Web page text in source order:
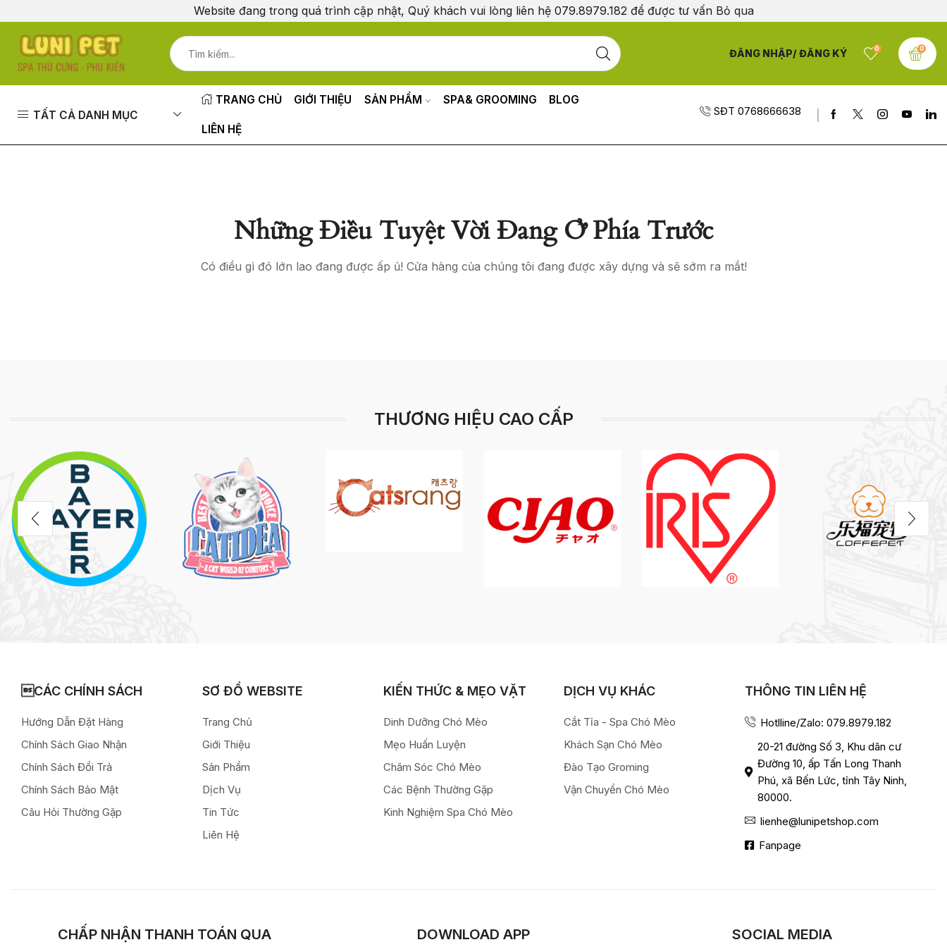
Website đang trong quá trình cập nhật, Quý khách vui lòng liên hệ 079.8979.182 để được tư vấn Bỏ qua
ĐĂNG NHẬP/ ĐĂNG KÝ 0 0
TẤT CẢ DANH MỤC
TRANG CHỦ GIỚI THIỆU SẢN PHẨM SPA& GROOMING BLOG
LIÊN HỆ
SĐT 0768666638
Những Điều Tuyệt Vời Đang Ở Phía Trước
Có điều gì đó lớn lao đang được ấp ủ! Cửa hàng của chúng tôi đang được xây dựng và sẽ sớm ra mắt!
THƯƠNG HIỆU CAO CẤP
CÁC CHÍNH SÁCH
Hướng Dẫn Đặt Hàng
Chính Sách Giao Nhận
Chính Sách Đổi Trả
Chính Sách Bảo Mật
Câu Hỏi Thường Gặp
SƠ ĐỒ WEBSITE
Trang Chủ
Giới Thiệu
Sản Phẩm
Dịch Vụ
Tin Tức
Liên Hệ
KIẾN THỨC & MẸO VẶT
Dinh Dưỡng Chó Mèo
Mẹo Huấn Luyện
Chăm Sóc Chó Mèo
Các Bệnh Thường Gặp
Kinh Nghiệm Spa Chó Mèo
DỊCH VỤ KHÁC
Cắt Tỉa - Spa Chó Mèo
Khách Sạn Chó Mèo
Đào Tạo Groming
Vận Chuyển Chó Mèo
THÔNG TIN LIÊN HỆ
Hotlline/Zalo: 079.8979.182
20-21 đường Số 3, Khu dân cư
Đường 10, ấp Tấn Long Thanh
Phú, xã Bến Lức, tỉnh Tây Ninh,
80000.
lienhe@lunipetshop.com
Fanpage
CHẤP NHẬN THANH TOÁN QUA DOWNLOAD APP SOCIAL MEDIA